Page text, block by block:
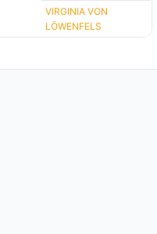
VIRGINIA VON
LÖWENFELS